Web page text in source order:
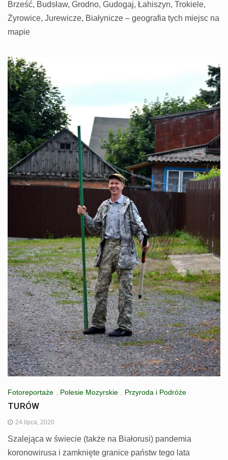
Brześć, Budsław, Grodno, Gudogaj, Łahiszyn, Trokiele,
Żyrowice, Jurewicze, Białynicze – geografia tych miejsc na
mapie
Fotoreportaże Polesie Mozyrskie Przyroda i Podróże
TURÓW
24 lipca, 2020
Szalejąca w świecie (także na Białorusi) pandemia
koronowirusa i zamknięte granice państw tego lata